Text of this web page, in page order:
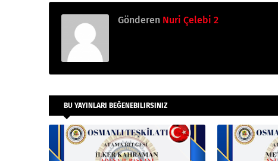
Gönderen Nuri Çelebi 2
BU YAYINLARI BEĞENEBILIRSINIZ